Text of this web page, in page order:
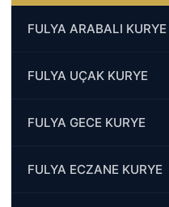
FULYA ARABALI KURYE
FULYA UÇAK KURYE
FULYA GECE KURYE
FULYA ECZANE KURYE